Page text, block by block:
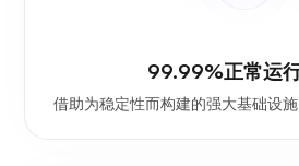
99.99%正常运
借助为稳定性而构建的强大基础设施